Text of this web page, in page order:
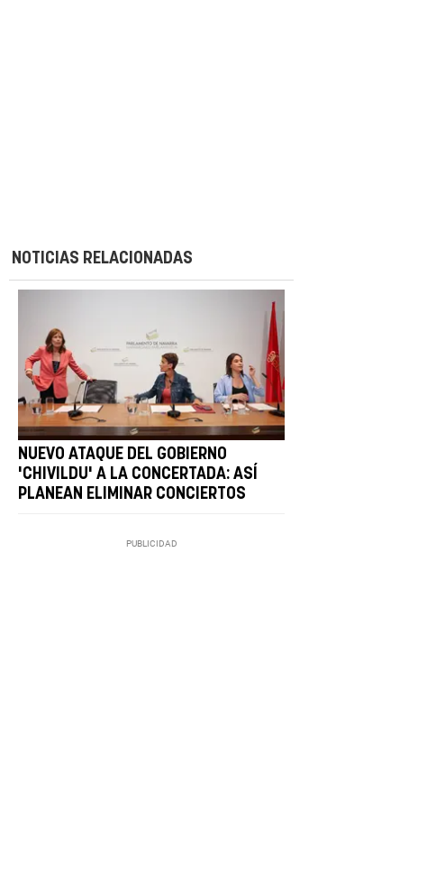
NOTICIAS RELACIONADAS
NUEVO ATAQUE DEL GOBIERNO
'CHIVILDU' A LA CONCERTADA: ASÍ
PLANEAN ELIMINAR CONCIERTOS